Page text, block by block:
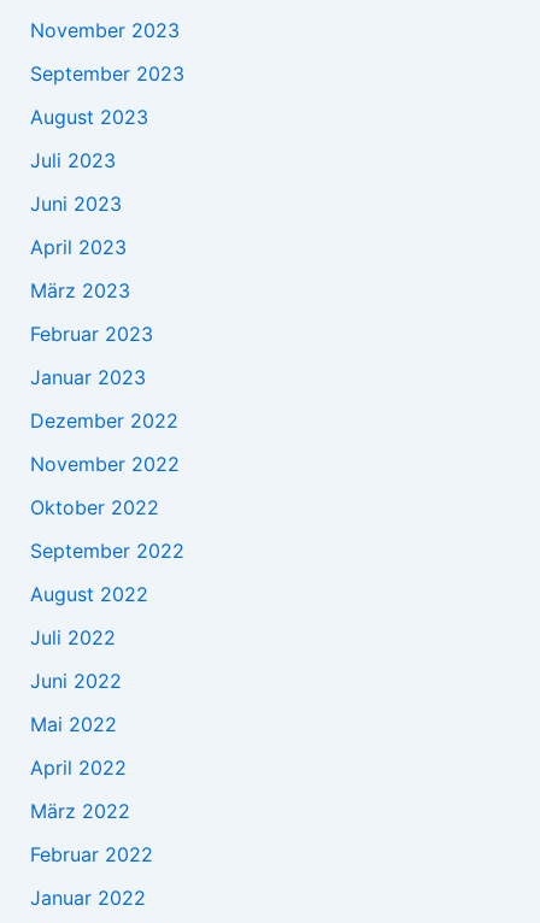
November 2023
September 2023
August 2023
Juli 2023
Juni 2023
April 2023
März 2023
Februar 2023
Januar 2023
Dezember 2022
November 2022
Oktober 2022
September 2022
August 2022
Juli 2022
Juni 2022
Mai 2022
April 2022
März 2022
Februar 2022
Januar 2022